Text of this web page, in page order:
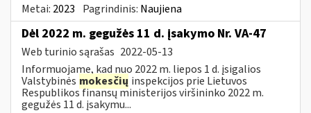
Metai: 2023 Pagrindinis: Naujiena
Dėl 2022 m. gegužės 11 d. įsakymo Nr. VA-47
Web turinio sąrašas 2022-05-13
Informuojame, kad nuo 2022 m. liepos 1 d. įsigalios
Valstybinės mokesčių inspekcijos prie Lietuvos
Respublikos finansų ministerijos viršininko 2022 m.
gegužės 11 d. įsakymu...